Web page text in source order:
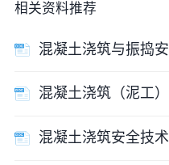
相关资料推荐
混凝土浇筑与振捣
混凝土浇筑（泥工
混凝土浇筑安全技